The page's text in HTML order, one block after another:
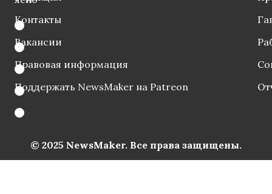
Контакты
Вакансии
Правовая информация
Поддержать NewsMaker на Patreon
© 2025 NewsMaker. Все права защищены.